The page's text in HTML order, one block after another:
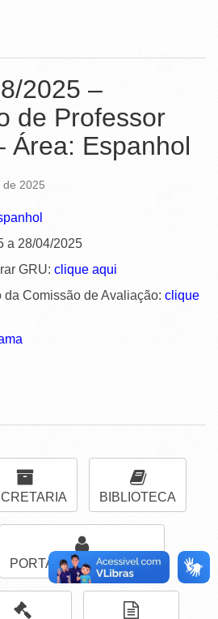
2025 –
de Professor
Área: Espanhol
2025
a 28/04/2025
GRU: clique aqui
da Comissão de Avaliação: clique
BIBLIOTECA
PORTAL DE INGRESSO